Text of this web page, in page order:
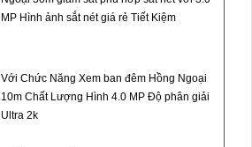
MP Hình ảnh sắt nét giá rẻ Tiết Kiệm
Với Chức Năng Xem ban đêm Hồng Ngoại
10m Chất Lượng Hình 4.0 MP Độ phân giải
Ultra 2k